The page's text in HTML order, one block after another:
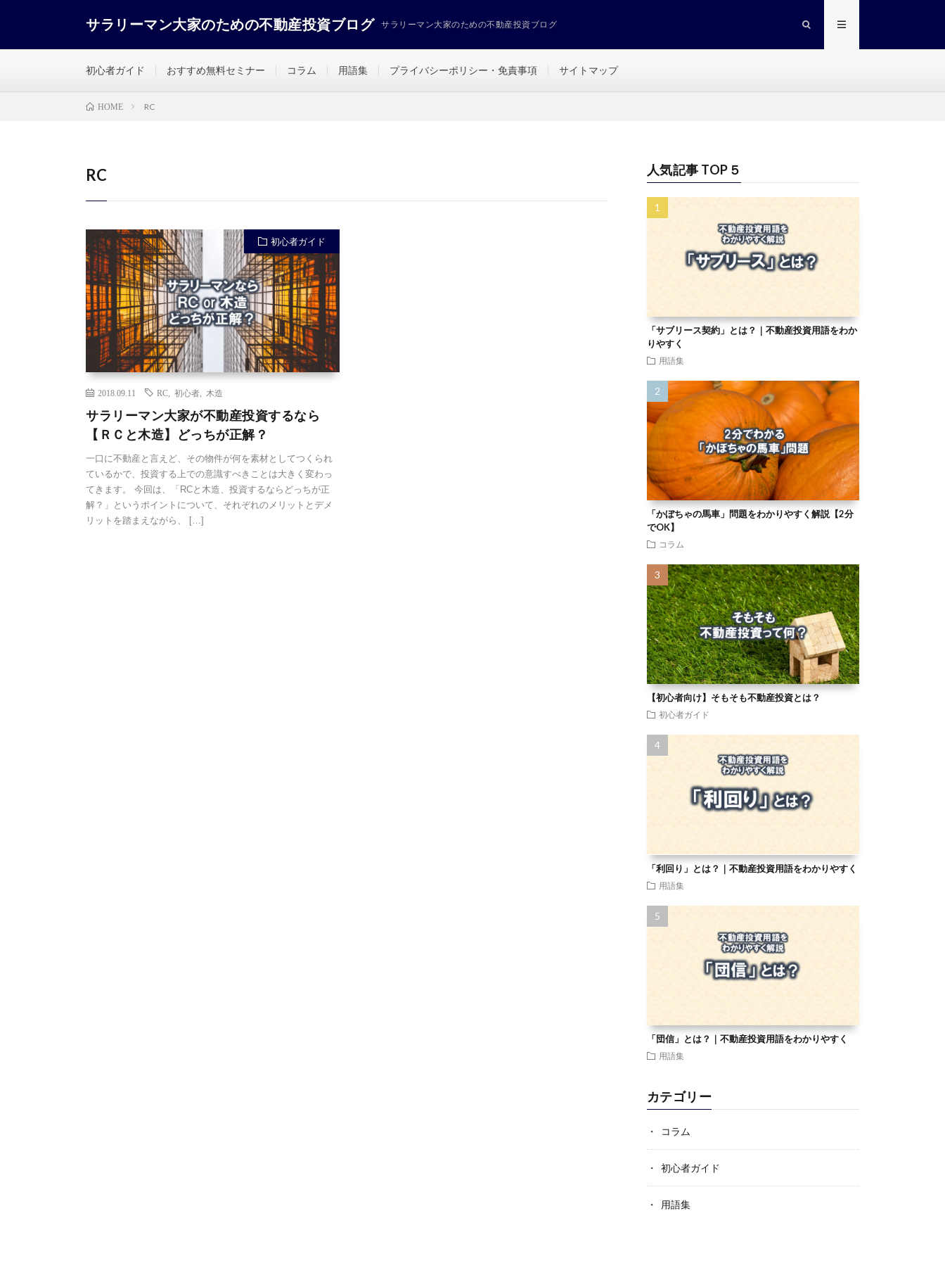
サラリーマン大家のための不動産投資ブログ サラリーマン大家のための不動産投資ブログ
初心者ガイド おすすめ無料セミナー コラム 用語集 プライバシーポリシー・免責事項 サイトマップ
HOME RC
RC
初心者ガイド
2018.09.11 RC 初心者 木造
サラリーマン大家が不動産投資するなら
【ＲＣと木造】どっちが正解？
一口に不動産と言えど、その物件が何を素材としてつくられ
ているかで、投資する上での意識すべきことは大きく変わっ
てきます。 今回は、「RCと木造、投資するならどっちが正
解？」というポイントについて、それぞれのメリットとデメ
リットを踏まえながら、 […]
人気記事 TOP５
「サブリース契約」とは？｜不動産投資用語をわか
りやすく
用語集
「かぼちゃの馬車」問題をわかりやすく解説【2分
でOK】
コラム
【初心者向け】そもそも不動産投資とは？
初心者ガイド
「利回り」とは？｜不動産投資用語をわかりやすく
用語集
「団信」とは？｜不動産投資用語をわかりやすく
用語集
カテゴリー
コラム
初心者ガイド
用語集